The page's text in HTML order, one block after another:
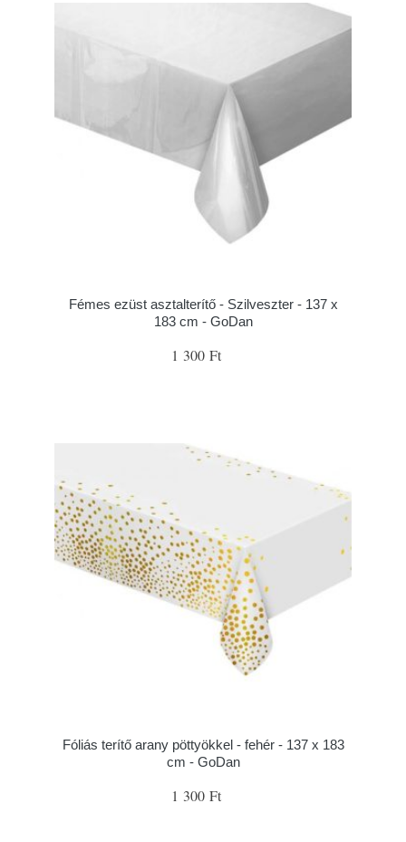
Fémes ezüst asztalterítő - Szilveszter - 137 x
183 cm - GoDan
1 300 Ft
Fóliás terítő arany pöttyökkel - fehér - 137 x 183
cm - GoDan
1 300 Ft